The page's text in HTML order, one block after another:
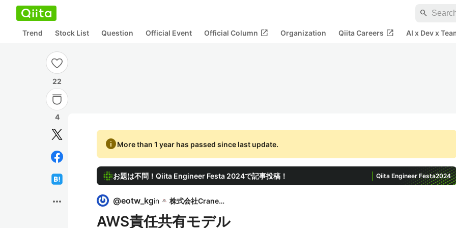
search
Trend Stock List Question Official Event Official Column open_in_new Organization Qiita Careers open_in_new AI x Dev x
22
4
more_horiz
infoMore than 1 year has passed since last update.
お題は不問！Qiita Engineer Festa 2024で記事投稿！ Qiita Engineer Festa2024
@eotw_kgin 株式会社Crane＆I
AWS責任共有モデル